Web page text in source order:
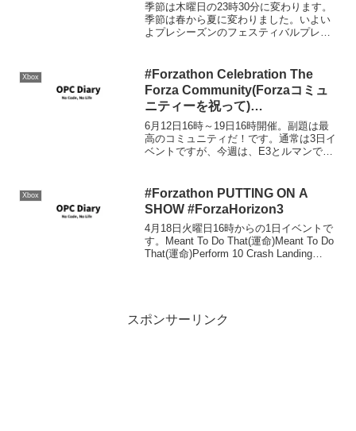
季節は木曜日の23時30分に変わります。
季節は春から夏に変わりました。いよい
よプレシーズンのフェスティバルプレイ
ティバルプレイリストですが、進捗管理
がパーセントからポ...
Xbox
#Forzathon Celebration The
Forza Community(Forzaコミュ
ニティーを祝って)
#ForzaHorizon3
6月12日16時～19日16時開催。副題は最
高のコミュニティだ！です。通常は3日イ
ベントですが、今週は、E3とルマンでの
加された2004年式...
Xbox
#Forzathon PUTTING ON A
SHOW #ForzaHorizon3
4月18日火曜日16時からの1日イベントで
す。Meant To Do That(運命)Meant To Do
That(運命)Perform 10 Crash Landing
スポンサーリンク